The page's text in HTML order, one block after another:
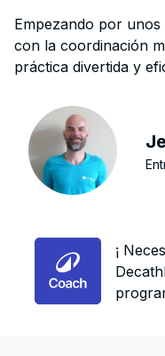
Empezando por unos
con la coordinación
práctica divertida y
¡